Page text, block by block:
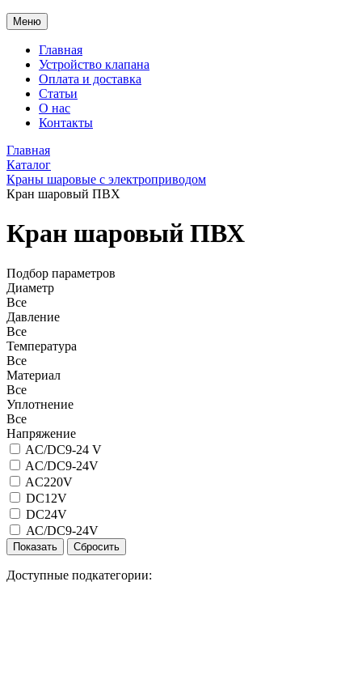
Меню
Главная
Устройство клапана
Оплата и доставка
Статьи
О нас
Контакты
Главная
Каталог
Краны шаровые с электроприводом
Кран шаровый ПВХ
Кран шаровый ПВХ
Подбор параметров
Диаметр
Все
Давление
Все
Температура
Все
Материал
Все
Уплотнение
Все
Напряжение
AC/DC9-24 V
AC/DC9-24V
AC220V
DC12V
DC24V
АС/DC9-24V
Доступные подкатегории: